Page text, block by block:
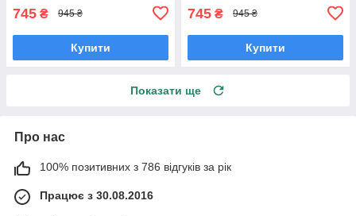
745 ₴ 945 ₴
Купити
745 ₴ 945 ₴
Купити
Показати ще
Про нас
100% позитивних з 786 відгуків за рік
Працює з 30.08.2016